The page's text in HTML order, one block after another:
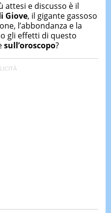
attesi e discusso è il
Giove, il gigante gassoso
l’abbondanza e la
gli effetti di questo
sull’oroscopo?